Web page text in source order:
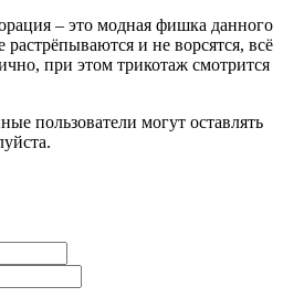
– это модная фишка данного
растрёпываются и не ворсятся, всё
при этом трикотаж смотрится
пользователи могут оставлять